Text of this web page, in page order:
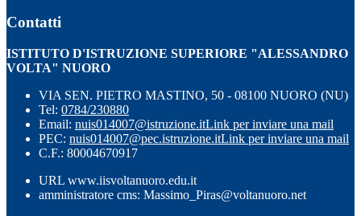
Contatti
ISTITUTO D'ISTRUZIONE SUPERIORE "ALESSANDRO
VOLTA" NUORO
VIA SEN. PIETRO MASTINO, 50 - 08100 NUORO (NU)
Tel: 0784/230880
Email: nuis014007@istruzione.itLink per inviare una mail
PEC: nuis014007@pec.istruzione.itLink per inviare una mail
C.F.: 80004670917
URL www.iisvoltanuoro.edu.it
amministratore cms: Massimo_Piras@voltanuoro.net